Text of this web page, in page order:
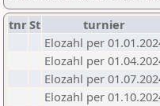
tnrSt turnier
Elozahl per
Elozahl per
Elozahl per
Elozahl per